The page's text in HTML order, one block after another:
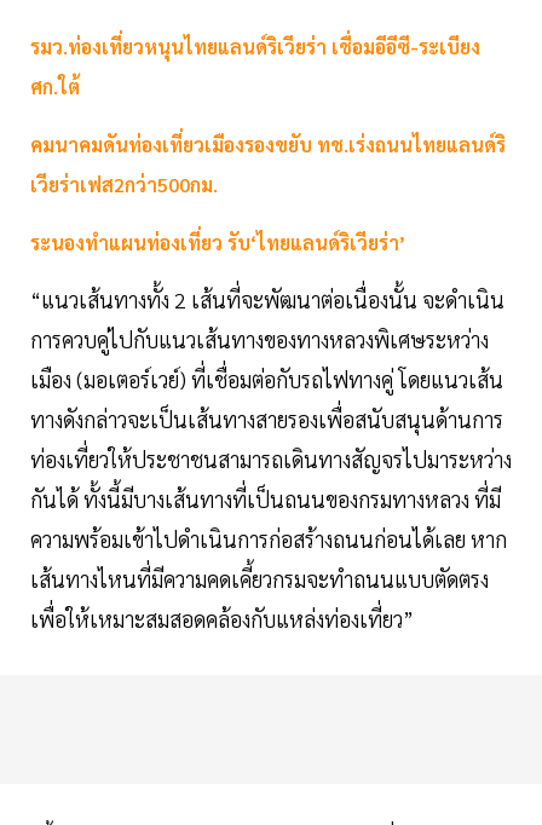
รมว.ท่องเที่ยวหนุนไทยแลนด์ริเวียร่า เชื่อมอีอีซี-ระเบียง
ศก.ใต้
คมนาคมดันท่องเที่ยวเมืองรองขยับ ทช.เร่งถนนไทยแลนด์ริ
เวียร่าเฟส2กว่า500กม.
ระนองทําแผนท่องเที่ยว รับ‘ไทยแลนด์ริเวียร่า’
“แนวเส้นทางทั้ง 2 เส้นที่จะพัฒนาต่อเนื่องนั้น จะดำเนิน
การควบคู่ไปกับแนวเส้นทางของทางหลวงพิเศษระหว่าง
เมือง (มอเตอร์เวย์) ที่เชื่อมต่อกับรถไฟทางคู่ โดยแนวเส้น
ทางดังกล่าวจะเป็นเส้นทางสายรองเพื่อสนับสนุนด้านการ
ท่องเที่ยวให้ประชาชนสามารถเดินทางสัญจรไปมาระหว่าง
กันได้ ทั้งนี้มีบางเส้นทางที่เป็นถนนของกรมทางหลวง ที่มี
ความพร้อมเข้าไปดำเนินการก่อสร้างถนนก่อนได้เลย หาก
เส้นทางไหนที่มีความคดเคี้ยวกรมจะทำถนนแบบตัดตรง
เพื่อให้เหมาะสมสอดคล้องกับแหล่งท่องเที่ยว”